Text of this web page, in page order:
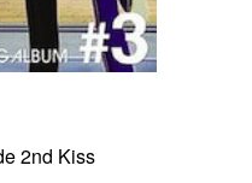
2nd Kiss